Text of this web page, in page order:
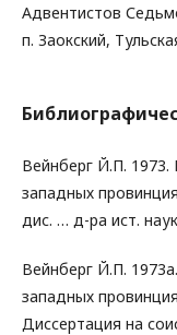
Адвентистов
п. Заокский,
Вейнберг Й.П.
западных
дис. … д-ра ист.
Вейнберг Й.П.
западных
Диссертация на